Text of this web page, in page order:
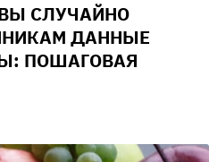
СЛУЧАЙНО
ДАННЫЕ
ПОШАГОВАЯ